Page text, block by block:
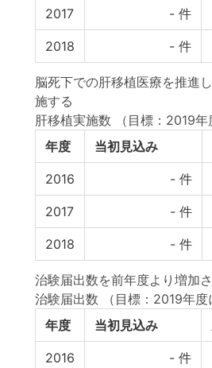
2017 - 件
2018 - 件
脳死下での肝移植医療を推進
施する
肝移植実施数
（目標：2019年
年度
当初見込み
2016 - 件
2017 - 件
2018 - 件
治験届出数を前年度より増加
治験届出数
（目標：2019年度
年度
当初見込み
2016 - 件